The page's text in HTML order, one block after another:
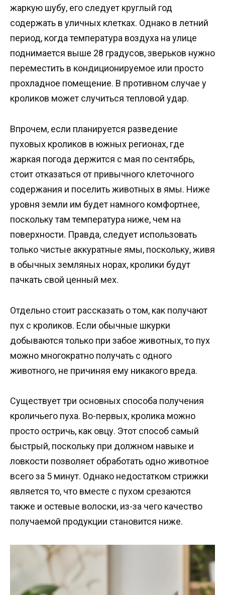
жаркую шубу, его следует круглый год
содержать в уличных клетках. Однако в летний
период, когда температура воздуха на улице
поднимается выше 28 градусов, зверьков нужно
переместить в кондиционируемое или просто
прохладное помещение. В противном случае у
кроликов может случиться тепловой удар.
Впрочем, если планируется разведение
пуховых кроликов в южных регионах, где
жаркая погода держится с мая по сентябрь,
стоит отказаться от привычного клеточного
содержания и поселить животных в ямы. Ниже
уровня земли им будет намного комфортнее,
поскольку там температура ниже, чем на
поверхности. Правда, следует использовать
только чистые аккуратные ямы, поскольку, живя
в обычных земляных норах, кролики будут
пачкать свой ценный мех.
Отдельно стоит рассказать о том, как получают
пух с кроликов. Если обычные шкурки
добываются только при забое животных, то пух
можно многократно получать с одного
животного, не причиняя ему никакого вреда.
Существует три основных способа получения
кроличьего пуха. Во-первых, кролика можно
просто остричь, как овцу. Этот способ самый
быстрый, поскольку при должном навыке и
ловкости позволяет обработать одно животное
всего за 5 минут. Однако недостатком стрижки
является то, что вместе с пухом срезаются
также и остевые волоски, из-за чего качество
получаемой продукции становится ниже.